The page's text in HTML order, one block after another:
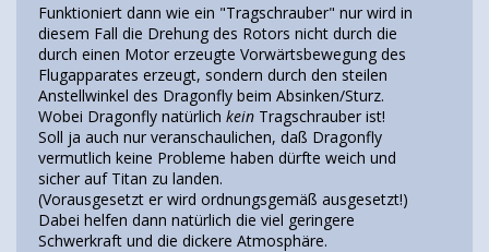
Funktioniert dann wie ein "Tragschrauber" nur wird in
diesem Fall die Drehung des Rotors nicht durch die
durch einen Motor erzeugte Vorwärtsbewegung des
Flugapparates erzeugt, sondern durch den steilen
Anstellwinkel des Dragonfly beim Absinken/Sturz.
Wobei Dragonfly natürlich kein Tragschrauber ist!
Soll ja auch nur veranschaulichen, daß Dragonfly
vermutlich keine Probleme haben dürfte weich und
sicher auf Titan zu landen.
(Vorausgesetzt er wird ordnungsgemäß ausgesetzt!)
Dabei helfen dann natürlich die viel geringere
Schwerkraft und die dickere Atmosphäre.